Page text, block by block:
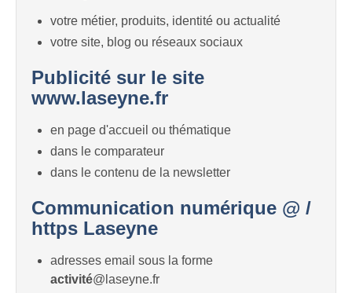
votre métier, produits, identité ou actualité
votre site, blog ou réseaux sociaux
Publicité sur le site
www.laseyne.fr
en page d'accueil ou thématique
dans le comparateur
dans le contenu de la newsletter
Communication numérique @ /
https Laseyne
adresses email sous la forme
activité@laseyne.fr